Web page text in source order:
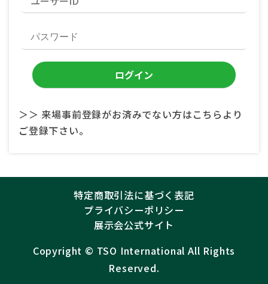
＞＞ 来場事前登録がお済みでない方はこちらより
ご登録下さい。
特定商取引法に基づく表記
プライバシーポリシー
展示会公式サイト
Copyright ©︎ TSO International All Rights
Reserved.